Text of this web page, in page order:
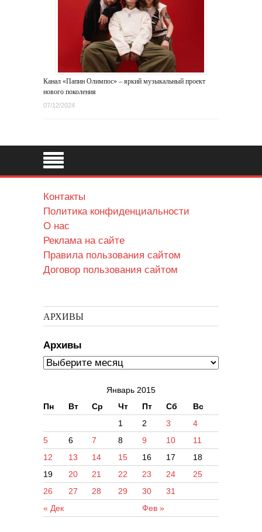
Канал «Папин Олимпос» – яркий музыкальный проект
нового поколения
07/12/2024
Контакты
Политика конфиденциальности
О нас
Реклама на сайте
Правила пользования сайтом
Договор пользования сайтом
АРХИВЫ
Архивы
Январь 2015
Пн
Вт Ср Чт Пт Сб Вс
« Дек Фев »
1 2 3
4
5
6 7 8 9 10
11
12
13 14 15 16 17
18
19
20 21 22 23 24
25
26
27 28 29 30 31